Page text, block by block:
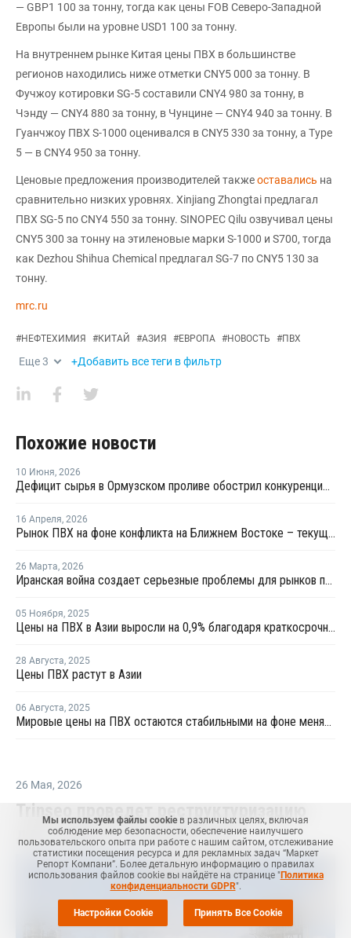
— GBP1 100 за тонну, тогда как цены FOB Северо-Западной
Европы были на уровне USD1 100 за тонну.
На внутреннем рынке Китая цены ПВХ в большинстве
регионов находились ниже отметки CNY5 000 за тонну. В
Фучжоу котировки SG-5 составили CNY4 980 за тонну, в
Чэнду — CNY4 880 за тонну, в Чунцине — CNY4 940 за тонну. В
Гуанчжоу ПВХ S-1000 оценивался в CNY5 330 за тонну, а Type
5 — в CNY4 950 за тонну.
Ценовые предложения производителей такжеоставались на
сравнительно низких уровнях. Xinjiang Zhongtai предлагал
ПВХ SG-5 по CNY4 550 за тонну. SINOPEC Qilu озвучивал цены
CNY5 300 за тонну на этиленовые марки S-1000 и S700, тогда
как Dezhou Shihua Chemical предлагал SG-7 по CNY5 130 за
тонну.
mrc.ru
#НЕФТЕХИМИЯ #КИТАЙ #АЗИЯ #ЕВРОПА #НОВОСТЬ #ПВХ
Еще3 +Добавить все теги в фильтр
Похожие новости
10 Июня, 2026
Дефицит сырья в Ормузском проливе обострил конкуренцию на рынке ПВХ в Азии
16 Апреля, 2026
Рынок ПВХ на фоне конфликта на Ближнем Востоке – текущая ситуация и прогноз мирового рынка ПВХ
26 Марта, 2026
Иранская война создает серьезные проблемы для рынков полимеров
05 Ноября, 2025
Цены на ПВХ в Азии выросли на 0,9% благодаря краткосрочной корректировке предложения
28 Августа, 2025
Цены ПВХ растут в Азии
06 Августа, 2025
Мировые цены на ПВХ остаются стабильными на фоне меняющейся динамики торговли и рыночной неопределенности
26 Мая, 2026
Trinseo проведет реструктуризацию
для защиты от банкротства
Мы используем файлы cookie в различных целях, включая
соблюдение мер безопасности, обеспечение наилучшего
пользовательского опыта при работе с нашим сайтом, отслеживание
статистики посещения ресурса и для рекламных задач “Маркет
Репорт Компани”. Более детальную информацию о правилах
использования файлов cookie вы найдёте на странице "Политика
конфиденциальности GDPR".
Настройки Cookie Принять Все Cookie